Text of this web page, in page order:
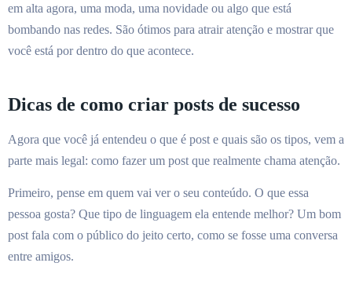
em alta agora, uma moda, uma novidade ou algo que está
bombando nas redes. São ótimos para atrair atenção e mostrar que
você está por dentro do que acontece.
Dicas de como criar posts de sucesso
Agora que você já entendeu o que é post e quais são os tipos, vem a
parte mais legal: como fazer um post que realmente chama atenção.
Primeiro, pense em quem vai ver o seu conteúdo. O que essa
pessoa gosta? Que tipo de linguagem ela entende melhor? Um bom
post fala com o público do jeito certo, como se fosse uma conversa
entre amigos.